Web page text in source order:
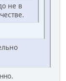
не в